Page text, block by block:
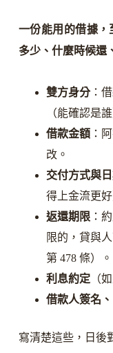
一份能用的借據，
多少、什麼時候還
雙方身分：
（能確認是
借款金額：
改。
交付方式與
得上金流更好
返還期限：
限的，貸與
第 478 條）。
利息約定（
借款人簽名
寫清楚這些，日後